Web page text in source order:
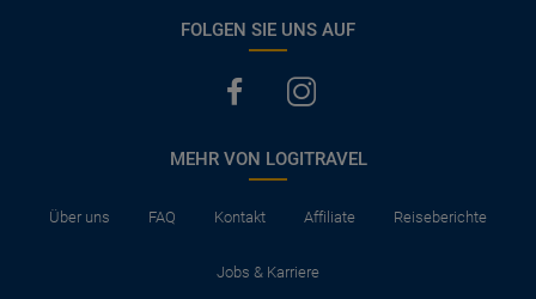
FOLGEN SIE UNS AUF
MEHR VON LOGITRAVEL
Über uns FAQ Kontakt Affiliate Reiseberichte
Jobs & Karriere